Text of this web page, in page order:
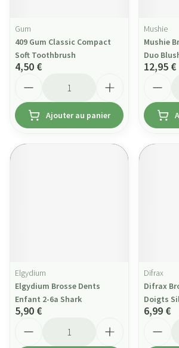
Gum
409 Gum Classic Compact
Soft Toothbrush
4,50 €
Ajouter au panier
Mushie
Mushie
Duo
12,95 €
Elgydium
Elgydium Brosse Dents
Enfant 2-6a Shark
5,90 €
Difrax
Difrax
Doigts
6,99 €